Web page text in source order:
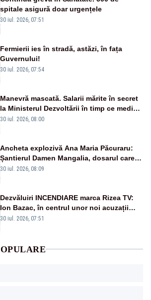
spitale asigură doar urgențele
30 iul. 2026, 07:51
Fermierii ies în stradă, astăzi, în fața
Guvernului!
30 iul. 2026, 07:54
Manevră mascată. Salarii mărite în secret
la Ministerul Dezvoltării în timp ce medicii
ies în stradă
30 iul. 2026, 08:00
Ancheta explozivă Ana Maria Păcuraru:
Șantierul Damen Mangalia, dosarul care
scufundă apărarea României
30 iul. 2026, 08:09
Dezvăluiri INCENDIARE marca Rizea TV:
Ion Bazac, în centrul unor noi acuzații
publice
30 iul. 2026, 07:51